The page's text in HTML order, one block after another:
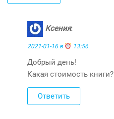
Ксения:
2021-01-16 в 13:56
Добрый день!
Какая стоимость книги?
Ответить